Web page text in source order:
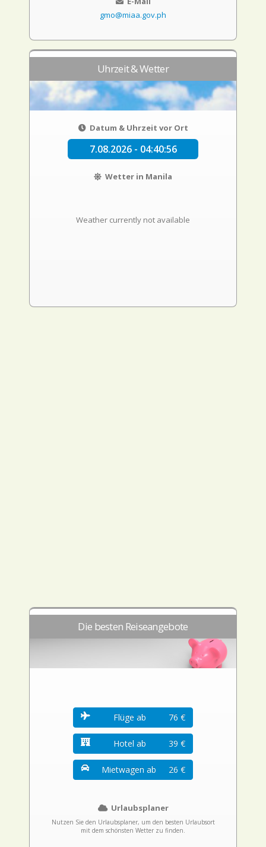
gmo@miaa.gov.ph
Uhrzeit & Wetter
Datum & Uhrzeit vor Ort
7.08.2026 - 04:40:57
Wetter in Manila
Weather currently not available
Die besten Reiseangebote
Flüge ab 76 €
Hotel ab 39 €
Mietwagen ab 26 €
Urlaubsplaner
Nutzen Sie den Urlaubsplaner, um den besten Urlaubsort
mit dem schönsten Wetter zu finden.